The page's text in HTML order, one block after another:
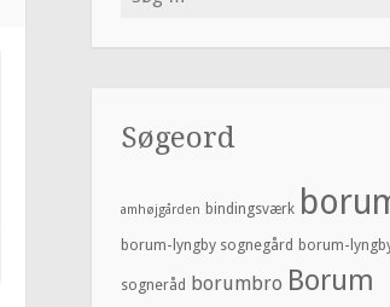
Søgeord
amhøjgården bindingsværk
borum-lyngby sognegård borum-
sogneråd borumbro Borum